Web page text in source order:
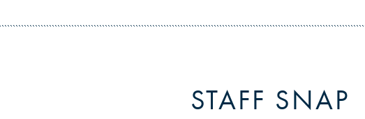
STAFF SNAP